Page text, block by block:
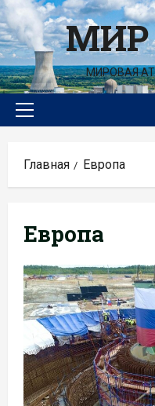
Перейти
к
содержимомуМИР
МИРОВАЯ
Основное
Главная Европа
Европа